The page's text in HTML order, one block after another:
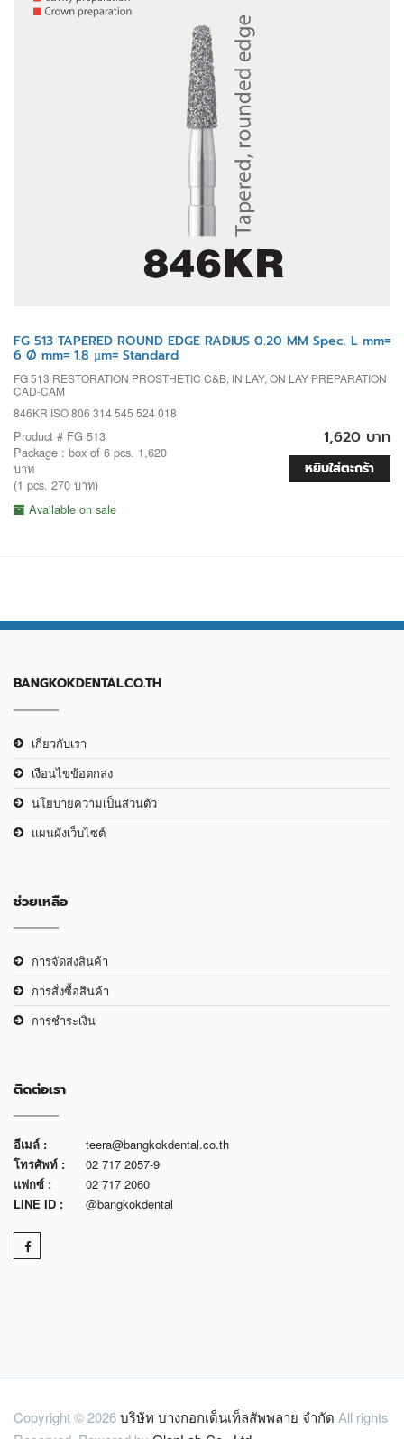
FG 513 TAPERED ROUND EDGE RADIUS 0.20 MM Spec. L mm=
6 Ø mm= 1.8 µm= Standard
FG 513 RESTORATION PROSTHETIC C&B, IN LAY, ON LAY PREPARATION
CAD-CAM
846KR ISO 806 314 545 524 018
Product # FG 513
Package : box of 6 pcs. 1,620
บาท
(1 pcs. 270 บาท)
Available on sale
1,620 บาท
หยิบใส่ตะกร้า
BANGKOKDENTAL.CO.TH
เกี่ยวกับเรา
เงือนไขข้อตกลง
นโยบายความเป็นส่วนตัว
แผนผังเว็บไซต์
ช่วยเหลือ
การจัดส่งสินค้า
การสั่งซื้อสินค้า
การชำระเงิน
ติดต่อเรา
อีเมล์ :
teera@bangkokdental.co.th
โทรศัพท์ :
02 717 2057-9
แฟกซ์ :
02 717 2060
LINE ID :
@bangkokdental
Copyright © 2026บริษัท บางกอกเด็นเท็ลสัพพลาย จำกัด All rights